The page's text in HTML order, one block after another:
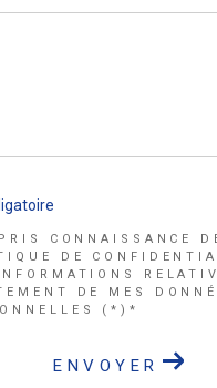
CONNAISSANCE
DE
DE MES
(*)*
ENVOYER